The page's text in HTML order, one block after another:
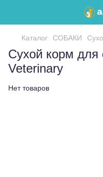
Каталог СОБАКИ
Сухой корм для
Veterinary
Нет товаров